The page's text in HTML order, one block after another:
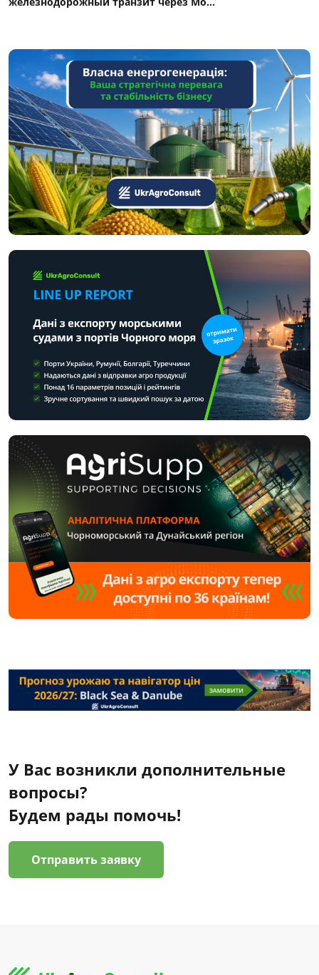
У Вас возникли дополнительные
вопросы?
Будем рады помочь!
Отправить заявку